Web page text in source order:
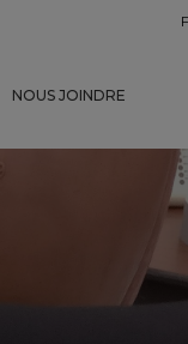
NOUS JOINDRE